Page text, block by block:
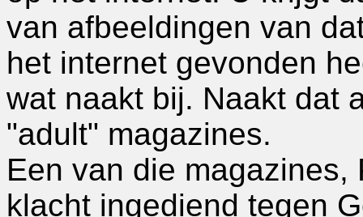
van afbeeldingen van
het internet gevonden
wat naakt bij. Naakt dat
"adult" magazines.
Een van die
klacht ingediend tegen